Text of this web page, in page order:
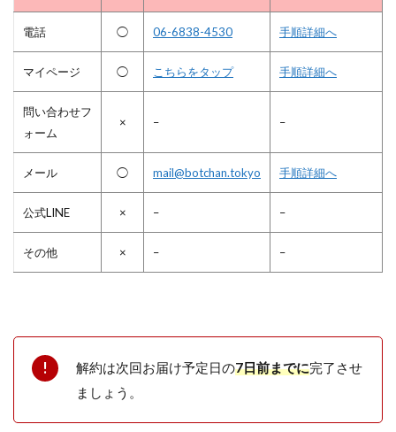
電話 ◯ 06-6838-4530 手順詳細へ
マイページ ◯ こちらをタップ 手順詳細へ
問い合わせフ
ォーム
× – –
メール ◯ mail@botchan.tokyo 手順詳細へ
公式LINE × – –
その他 × – –
解約は次回お届け予定日の7日前までに完了させ
ましょう。